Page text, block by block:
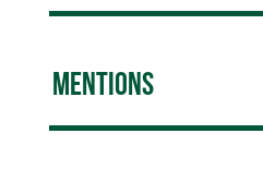
MENTIONS